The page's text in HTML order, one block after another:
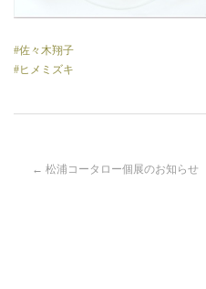
#佐々木翔子
#ヒメミズキ
← 松浦コータロー個展のお知らせ